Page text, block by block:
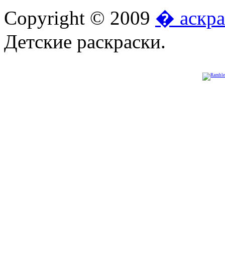
Copyright © 2009 �
Детские раскраски.